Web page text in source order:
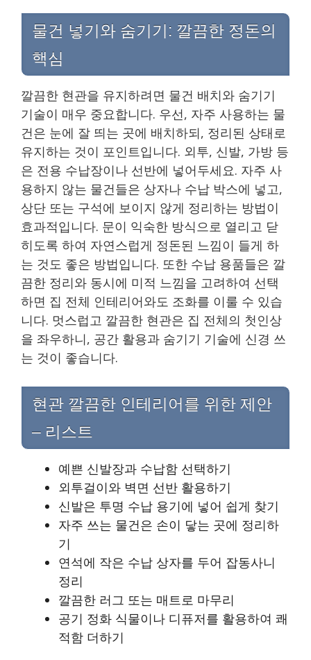
물건 넣기와 숨기기: 깔끔한 정돈의
핵심
깔끔한 현관을 유지하려면 물건 배치와 숨기기
기술이 매우 중요합니다. 우선, 자주 사용하는 물
건은 눈에 잘 띄는 곳에 배치하되, 정리된 상태로
유지하는 것이 포인트입니다. 외투, 신발, 가방 등
은 전용 수납장이나 선반에 넣어두세요. 자주 사
용하지 않는 물건들은 상자나 수납 박스에 넣고,
상단 또는 구석에 보이지 않게 정리하는 방법이
효과적입니다. 문이 익숙한 방식으로 열리고 닫
히도록 하여 자연스럽게 정돈된 느낌이 들게 하
는 것도 좋은 방법입니다. 또한 수납 용품들은 깔
끔한 정리와 동시에 미적 느낌을 고려하여 선택
하면 집 전체 인테리어와도 조화를 이룰 수 있습
니다. 멋스럽고 깔끔한 현관은 집 전체의 첫인상
을 좌우하니, 공간 활용과 숨기기 기술에 신경 쓰
는 것이 좋습니다.
현관 깔끔한 인테리어를 위한 제안
– 리스트
예쁜 신발장과 수납함 선택하기
외투걸이와 벽면 선반 활용하기
신발은 투명 수납 용기에 넣어 쉽게 찾기
자주 쓰는 물건은 손이 닿는 곳에 정리하
기
연석에 작은 수납 상자를 두어 잡동사니
정리
깔끔한 러그 또는 매트로 마무리
공기 정화 식물이나 디퓨저를 활용하여 쾌
적함 더하기